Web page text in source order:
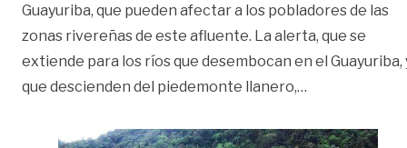
Guayuriba, que pueden afectar a los pobladores de las
zonas rivereñas de este afluente. La alerta, que se
extiende para los ríos que desembocan en el Guayuriba,
que descienden del piedemonte llanero,…